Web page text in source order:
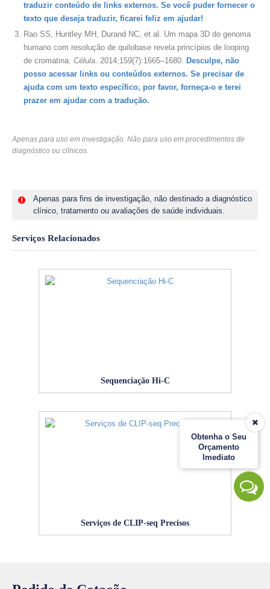
Obtenha o Seu
Orçamento
Imediato
traduzir conteúdo de links externos. Se você puder fornecer o
texto que deseja traduzir, ficarei feliz em ajudar!
Rao SS, Huntley MH, Durand NC, et al. Um mapa 3D do genoma
humano com resolução de quilobase revela princípios de looping
de cromatina. Célula. 2014;159(7):1665–1680. Desculpe, não
posso acessar links ou conteúdos externos. Se precisar de
ajuda com um texto específico, por favor, forneça-o e terei
prazer em ajudar com a tradução.
Apenas para uso em investigação. Não para uso em procedimentos de
diagnóstico ou clínicos.
Apenas para fins de investigação, não destinado a diagnóstico
clínico, tratamento ou avaliações de saúde individuais.
Serviços Relacionados
Sequenciação Hi-C
Serviços de CLIP-seq Precisos